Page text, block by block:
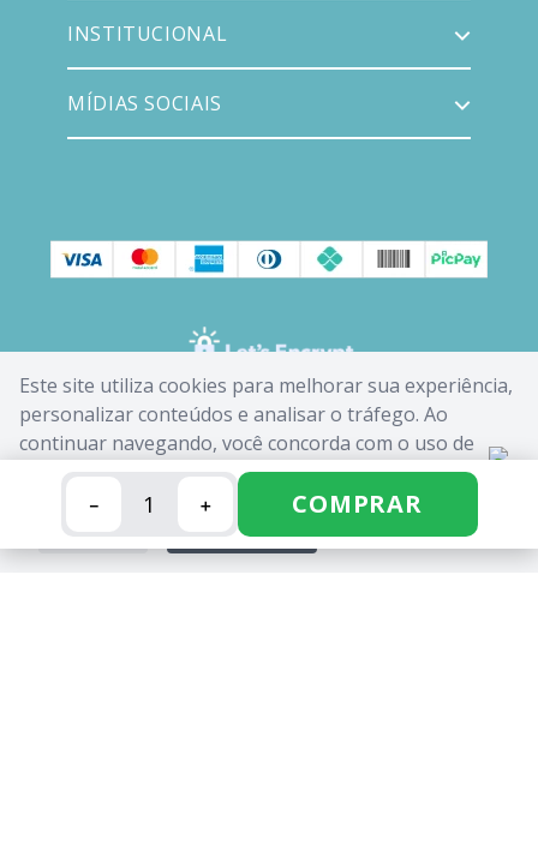
Este site utiliza cookies para melhorar sua experiência,
personalizar conteúdos e analisar o tráfego. Ao
continuar navegando, você concorda com o uso de
cookies. Saiba mais em nossaPolítica de Cookies.
ACEITAR
＋
－ COMPRAR
INSTITUCIONAL
MÍDIAS SOCIAIS